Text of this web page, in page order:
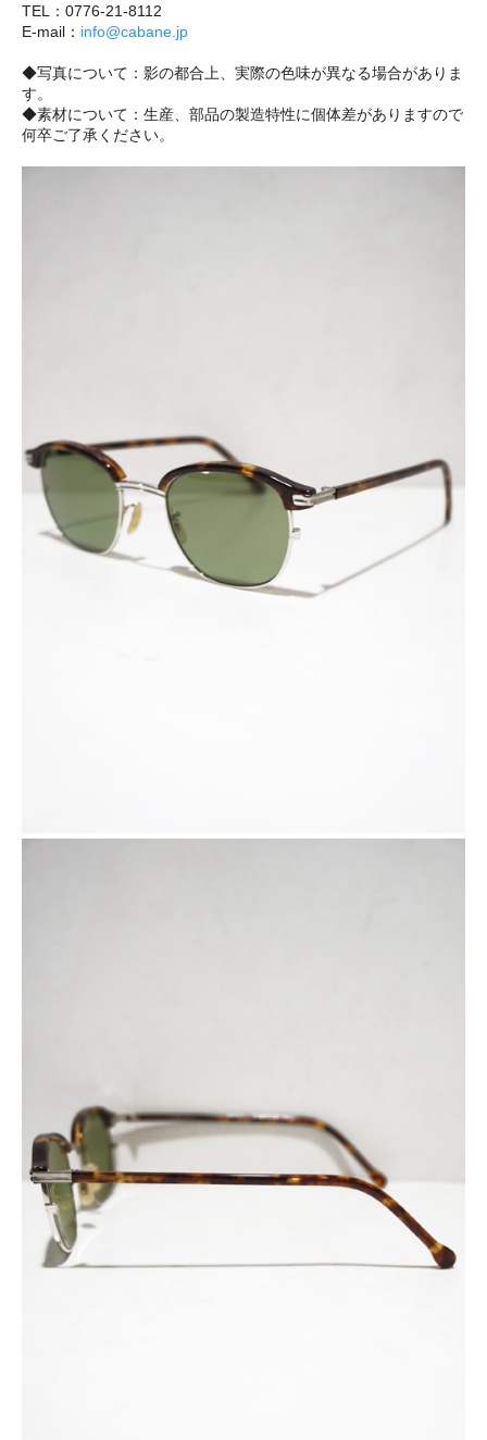
TEL：0776-21-8112
E-mail： info@cabane.jp
◆写真について：影の都合上、実際の色味が異なる場合がありま
す。
◆素材について：生産、部品の製造特性に個体差がありますので
何卒ご了承ください。